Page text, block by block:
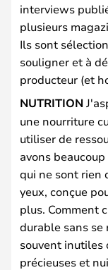
interviews
plusieurs
Ils sont
souligner et à
producteur (et
NUTRITION
une nourriture
utiliser de
avons
qui ne sont rien
yeux, conçue
plus. Comment
durable sans se
souvent inutiles
précieuses et